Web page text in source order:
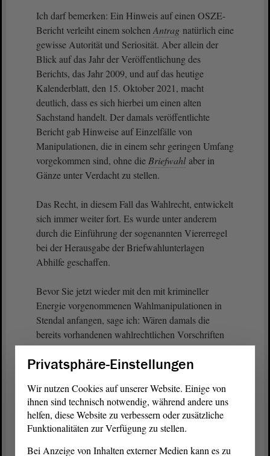
Ich darf bemerken: Ein Hinweis auf einen OSZE-
Bericht verleiht einem solchen Antrag natürlich eine
gewisse Autorität und Seriosität. Aber allein der
Blick auf das Jahr der Veröffentlichung des
Berichts, das Jahr 2009, und auf das heutige
Kalenderblatt, den 15. Oktober 2021, macht
deutlich, dass es sich hierbei um einen alten
Sachstand handelt. Der damals veröffentlichte
Bericht gab Hinweise auf Einzelfälle von
Manipulationen, die in einem sehr geringen Umfang
vorgekommen sind, ohne die Briefwahl aber in
Gänze unter Verdacht zu stellen.
Das Recht, in diesem Fall das Wahlrecht, entwickelt
sich immer weiter fort. Es wurde unter anderem
durch die Einführung der sogenannten Viererregel
bei der Herausgabe der Briefwahlunterlagen
Abhilfe geschaffen.
Bevor Sie jetzt wieder mit den mit krimineller
Energie vorgenommenen Wahlmanipulationen in
Stendal anfangen, sage ich: Wären damals die
bereits vorhandenen wahlrechtlichen Vorschriften
konsequent umgesetzt worden, wäre diese Straftat
so nicht möglich gewesen.
Herr Striegel, noch einmal: Es war die
Wahlmanipulation Einzelner und nicht die der CDU
in Stendal.
(Lachen und Zustimmung - Sebastian Striegel,
Privatsphäre-Einstellungen
Wir nutzen Cookies auf unserer Website. Einige von
ihnen sind technisch notwendig, während andere uns
helfen, diese Website zu verbessern oder zusätzliche
Funktionalitäten zur Verfügung zu stellen.
Bei Anzeige von Inhalten externer Medien kann es zu